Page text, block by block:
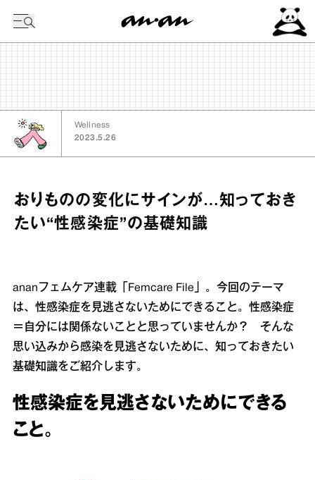
Wellness
2023.5.26
おりものの変化にサインが…知っておき
たい“性感染症”の基礎知識
ananフェムケア連載「Femcare File」。今回のテーマ
は、性感染症を見逃さないためにできること。性感染症
＝自分には関係ないことと思っていませんか？ そんな
思い込みから感染を見逃さないために、知っておきたい
基礎知識をご紹介します。
性感染症を見逃さないためにできる
こと。